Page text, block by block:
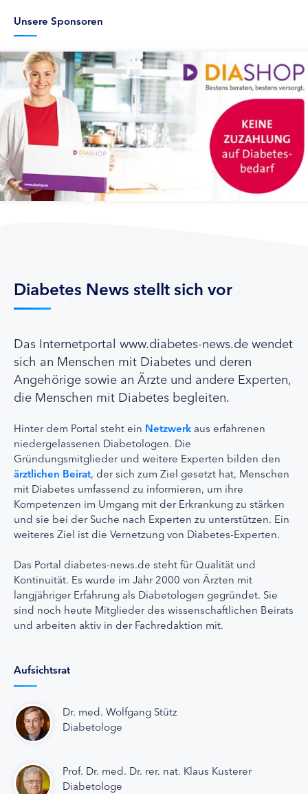
Unsere Sponsoren
Diabetes News stellt sich vor
Das Internetportal www.diabetes-news.de wendet
sich an Menschen mit Diabetes und deren
Angehörige sowie an Ärzte und andere Experten,
die Menschen mit Diabetes begleiten.
Hinter dem Portal steht ein Netzwerk aus erfahrenen
niedergelassenen Diabetologen. Die
Gründungsmitglieder und weitere Experten bilden den
ärztlichen Beirat, der sich zum Ziel gesetzt hat, Menschen
mit Diabetes umfassend zu informieren, um ihre
Kompetenzen im Umgang mit der Erkrankung zu stärken
und sie bei der Suche nach Experten zu unterstützen. Ein
weiteres Ziel ist die Vernetzung von Diabetes-Experten.
Das Portal diabetes-news.de steht für Qualität und
Kontinuität. Es wurde im Jahr 2000 von Ärzten mit
langjähriger Erfahrung als Diabetologen gegründet. Sie
sind noch heute Mitglieder des wissenschaftlichen Beirats
und arbeiten aktiv in der Fachredaktion mit.
Aufsichtsrat
Dr. med. Wolfgang Stütz
Diabetologe
Prof. Dr. med. Dr. rer. nat. Klaus Kusterer
Diabetologe